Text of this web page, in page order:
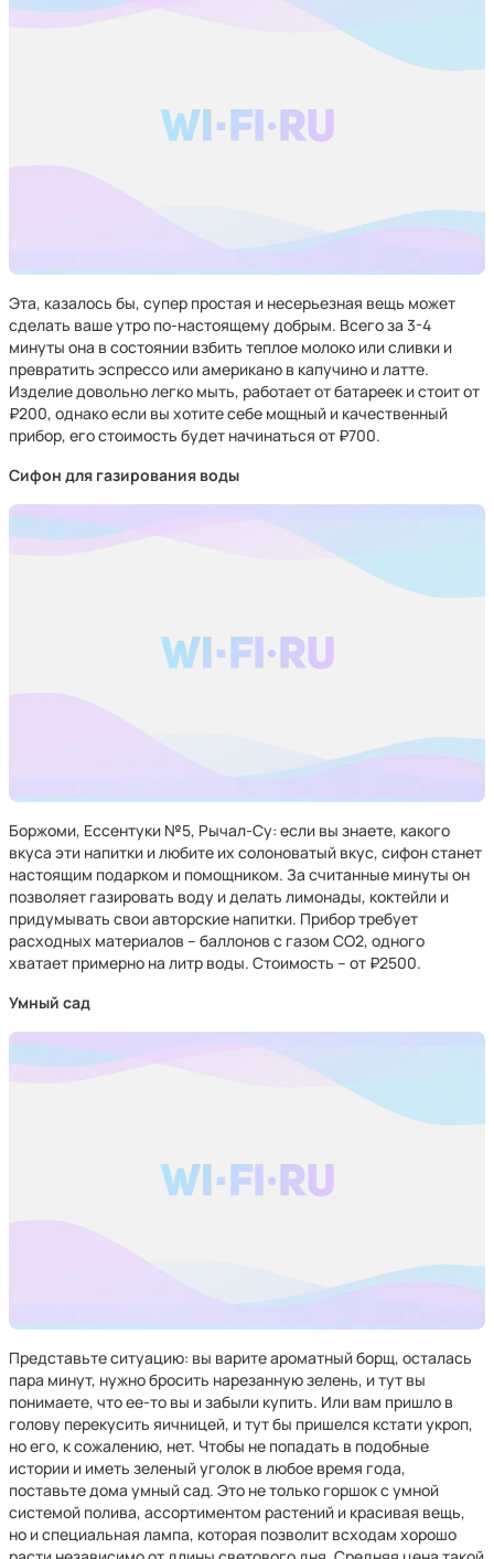
Эта, казалось бы, супер простая и несерьезная вещь может
сделать ваше утро по-настоящему добрым. Всего за 3-4
минуты она в состоянии взбить теплое молоко или сливки и
превратить эспрессо или американо в капучино и латте.
Изделие довольно легко мыть, работает от батареек и стоит от
₽200, однако если вы хотите себе мощный и качественный
прибор, его стоимость будет начинаться от ₽700.
Сифон для газирования воды
Боржоми, Ессентуки №5, Рычал-Су: если вы знаете, какого
вкуса эти напитки и любите их солоноватый вкус, сифон станет
настоящим подарком и помощником. За считанные минуты он
позволяет газировать воду и делать лимонады, коктейли и
придумывать свои авторские напитки. Прибор требует
расходных материалов – баллонов с газом СО2, одного
хватает примерно на литр воды. Стоимость – от ₽2500.
Умный сад
Представьте ситуацию: вы варите ароматный борщ, осталась
пара минут, нужно бросить нарезанную зелень, и тут вы
понимаете, что ее-то вы и забыли купить. Или вам пришло в
голову перекусить яичницей, и тут бы пришелся кстати укроп,
но его, к сожалению, нет. Чтобы не попадать в подобные
истории и иметь зеленый уголок в любое время года,
поставьте дома умный сад. Это не только горшок с умной
системой полива, ассортиментом растений и красивая вещь,
но и специальная лампа, которая позволит всходам хорошо